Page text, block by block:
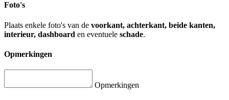
Foto's
Plaats enkele foto's van de voorkant, achterkant, beide kanten,
interieur, dashboard en eventuele schade.
Opmerkingen
Opmerkingen